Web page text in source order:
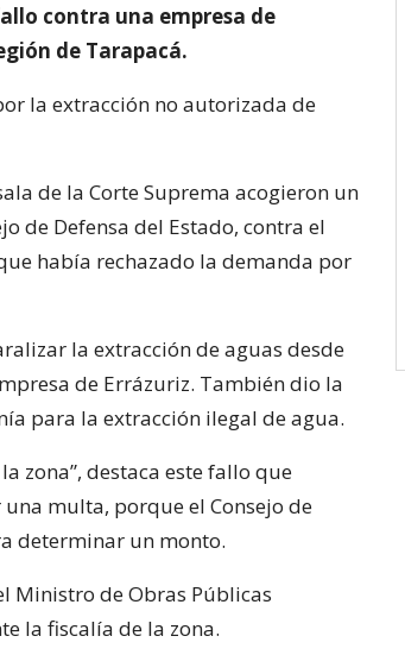
contra una empresa de
de Tarapacá.
la extracción no autorizada de
de la Corte Suprema acogieron un
de Defensa del Estado, contra el
había rechazado la demanda por
la extracción de aguas desde
de Errázuriz. También dio la
para la extracción ilegal de agua.
zona”, destaca este fallo que
multa, porque el Consejo de
determinar un monto.
Ministro de Obras Públicas
la fiscalía de la zona.